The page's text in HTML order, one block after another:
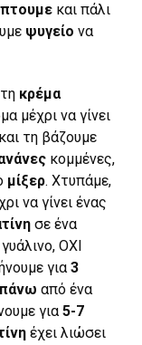
και πάλι
ψυγείο να
κρέμα
μέχρι να γίνει
και τη βάζουμε
κομμένες,
μίξερ. Χτυπάμε,
να γίνει ένας
σε ένα
ΟΧΙ
για3
από ένα
για5-7
έχει λιώσει